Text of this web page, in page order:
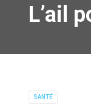
L’ail
SANTÉ